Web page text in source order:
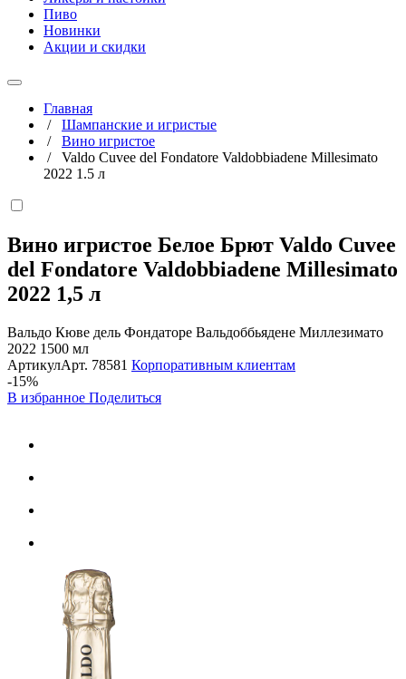
Пиво
Новинки
Акции и скидки
Главная
/ Шампанские и игристые
/ Вино игристое
/ Valdo Cuvee del Fondatore Valdobbiadene Millesimato
2022 1.5 л
Вино игристое Белое Брют Valdo Cuvee
del Fondatore Valdobbiadene Millesimato
2022 1,5 л
Вальдо Кюве дель Фондаторе Вальдоббьядене Миллезимато
2022 1500 мл
АртикулАрт. 78581 Корпоративным клиентам
-15%
В избранное Поделиться